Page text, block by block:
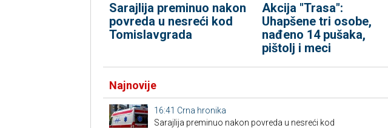
Sarajlija preminuo nakon
povreda u nesreći kod
Tomislavgrada
Akcija "Trasa":
Uhapšene tri osobe,
nađeno 14 pušaka,
pištolj i meci
Najnovije
16:41 Crna hronika
Sarajlija preminuo nakon povreda u nesreći kod